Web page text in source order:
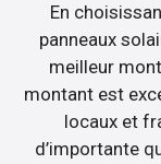
En
panneaux
meilleur
montant est
locaux et
d’importante